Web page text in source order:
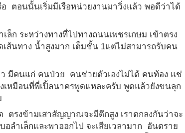
ตอนนั้นเริ่มมีเรือหน่วยงานมาวิ่งแล้ว พอดีว่าได้
ก ระหว่างทางที่ไปทางถนนเพชรเกษม เข้าตรง
ส้นทาง น้ำสูงมาก เต็มชั้น 1แต่ไม่สามารถรับคน
มีคนแก่ คนป่วย คนช่วยตัวเองไม่ได้ คนท้อง แช่
หมือนที่พี่เปิ้ลนาครพูดแหละครับ พูดแล้วยังขนลุก
ตรงข้ามเสาสัญญาณจะมีตึกสูง เราตกลงกันว่าจะ
อลำเล็กและพาออกไป จะเสียเวลามาก อันตราย